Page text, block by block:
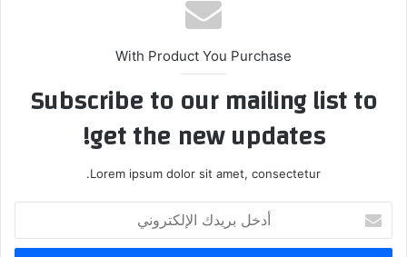
With Product You Purchase
Subscribe to our mailing list to
get the new updates!
Lorem ipsum dolor sit amet, consectetur.
بريدك
الإلكتروني